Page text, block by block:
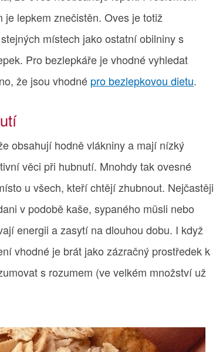
lepkem znečistěn. Oves je totiž
místech jako ostatní obilniny s
Pro bezlepkáře je vhodné vyhledat
že jsou vhodné pro bezlepkovou dietu.
obsahují hodně vlákniny a mají nízký
věci při hubnutí. Mnohdy tak ovesné
u všech, kteří chtějí zhubnout. Nejčastěji
v podobě kaše, sypaného müsli nebo
energii a zasytí na dlouhou dobu. I když
vhodné je brát jako zázračný prostředek k
s rozumem (ve velkém množství už